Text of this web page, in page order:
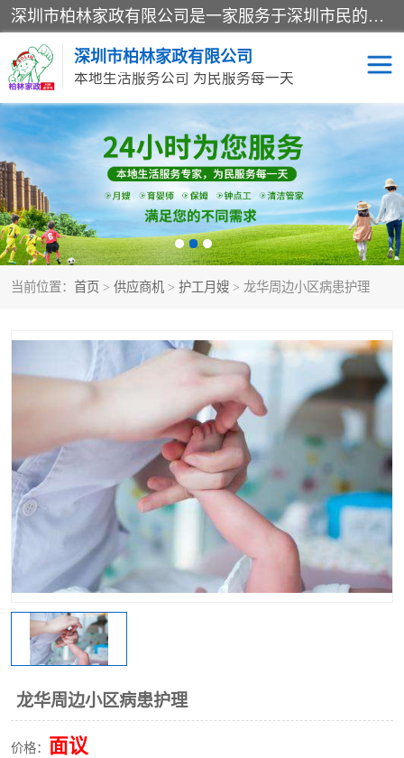
深圳市柏林家政有限公司是一家服务于深圳市民的专业家政公司。致力于为客户提供高质量、多维度的家庭服务，包括养老、母婴、月嫂育婴早教、康复理疗、家电清洗和保洁等方面的专业服务。
深圳市柏林家政有限公司
本地生活服务公司 为民服务每一天
当前位置： 首页 > 供应商机 > 护工月嫂 > 龙华周边小区病患护理
龙华周边小区病患护理
价格： 面议
家居保洁 护工月嫂
家庭保姆 家政服务